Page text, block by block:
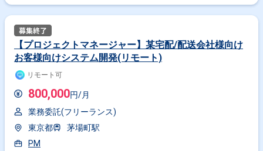
【プロジェクトマネージャー】某宅配/配送会社様向け
お客様向けシステム開発(リモート)
リモート可
800,000円/月
業務委託(フリーランス)
東京都
茅場町駅
PM